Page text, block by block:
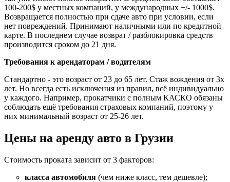
100-200$ у местных компаний, у международных +/- 1000$.
Возвращается полностью при сдаче авто при условии, если
нет повреждений. Принимают наличными или по кредитной
карте. В последнем случае возврат / разблокировка средств
производится сроком до 21 дня.
Требования к арендаторам / водителям
Стандартно - это возраст от 23 до 65 лет. Стаж вождения от 3х
лет. Но всегда есть исключения из правил, всё индивидуально
у каждого. Например, прокатчики с полным КАСКО обязаны
соблюдать ещё требования страховых компаний, поэтому у
них минимальный возраст от 25-26 лет.
Цены на аренду авто в Грузии
Стоимость проката зависит от 3 факторов:
класса автомобиля (чем ниже класс, тем дешевле);